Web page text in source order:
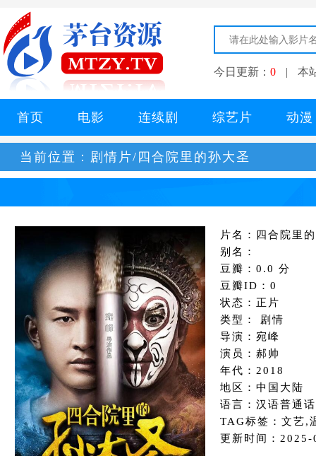
今日更新： 0 | 本
首页 电影 连续剧 综艺片 动漫
当前位置： 剧情片/四合院里的孙大圣
片名：四合院里
别名：
豆瓣：0.0 分
豆瓣ID：0
状态：正片
类型： 剧情
导演：宛峰
演员：郝帅
年代：2018
地区：中国大陆
语言：汉语普通话
TAG标签：文艺,
更新时间：